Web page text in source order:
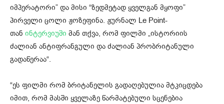
იმპერატორი” და მისი “ზედმეტად ყველგან მყოფი”
პირველი ცოლი ჟოზეფინა. ჟურნალ Le Point-
თან ინტერვიუში მან თქვა, რომ ფილმი „ისტორიის
ძალიან ანტიფრანგული და ძალიან პრობრიტანული
გადაწერაა“.
“ეს ფილმი რომ ბრიტანელის გადაღებულია მტკიცდება
იმით, რომ მასში ყველაზე წარმატებული სცენებია